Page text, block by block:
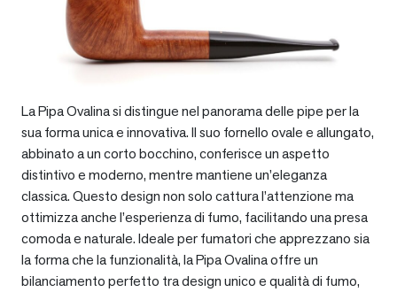
La Pipa Ovalina si distingue nel panorama delle pipe per la
sua forma unica e innovativa. Il suo fornello ovale e allungato,
abbinato a un corto bocchino, conferisce un aspetto
distintivo e moderno, mentre mantiene un’eleganza
classica. Questo design non solo cattura l’attenzione ma
ottimizza anche l’esperienza di fumo, facilitando una presa
comoda e naturale. Ideale per fumatori che apprezzano sia
la forma che la funzionalità, la Pipa Ovalina offre un
bilanciamento perfetto tra design unico e qualità di fumo,